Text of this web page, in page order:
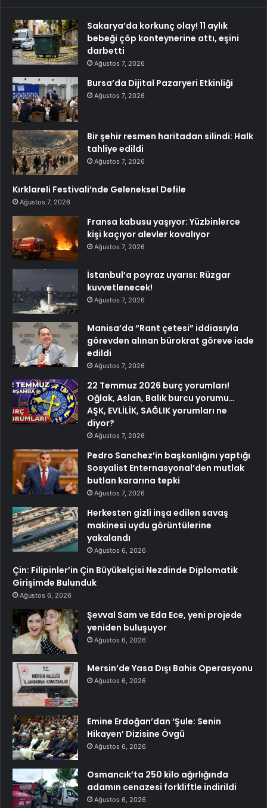
Sakarya’da korkunç olay! 11 aylık
bebeği çöp konteynerine attı, eşini
darbetti
Ağustos 7, 2026
Bursa’da Dijital Pazaryeri Etkinliği
Ağustos 7, 2026
Bir şehir resmen haritadan silindi: Halk
tahliye edildi
Ağustos 7, 2026
Kırklareli Festivali’nde Geleneksel Defile
Ağustos 7, 2026
Fransa kabusu yaşıyor: Yüzbinlerce
kişi kaçıyor alevler kovalıyor
Ağustos 7, 2026
İstanbul’a poyraz uyarısı: Rüzgar
kuvvetlenecek!
Ağustos 7, 2026
Manisa’da “Rant çetesi” iddiasıyla
görevden alınan bürokrat göreve iade
edildi
Ağustos 7, 2026
22 Temmuz 2026 burç yorumları!
Oğlak, Aslan, Balık burcu yorumu…
AŞK, EVLİLİK, SAĞLIK yorumları ne
diyor?
Ağustos 7, 2026
Pedro Sanchez’in başkanlığını yaptığı
Sosyalist Enternasyonal’den mutlak
butlan kararına tepki
Ağustos 7, 2026
Herkesten gizli inşa edilen savaş
makinesi uydu görüntülerine
yakalandı
Ağustos 6, 2026
Çin: Filipinler’in Çin Büyükelçisi Nezdinde Diplomatik
Girişimde Bulunduk
Ağustos 6, 2026
Şevval Sam ve Eda Ece, yeni projede
yeniden buluşuyor
Ağustos 6, 2026
Mersin’de Yasa Dışı Bahis Operasyonu
Ağustos 6, 2026
Emine Erdoğan’dan ‘Şule: Senin
Hikayen’ Dizisine Övgü
Ağustos 6, 2026
Osmancık’ta 250 kilo ağırlığında
adamın cenazesi forkliftle indirildi
Ağustos 6, 2026